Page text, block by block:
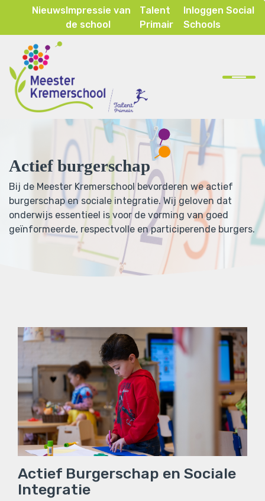
NieuwsImpressie van
de school
Talent
Primair
Inloggen Social
Schools
Home
Onze school
Ons onderwijs
Inspraak & ouderparticipatie
Contact
Actief burgerschap
Bij de Meester Kremerschool bevorderen we actief
burgerschap en sociale integratie. Wij geloven dat
onderwijs essentieel is voor de vorming van goed
geïnformeerde, respectvolle en participerende burgers.
Actief Burgerschap en Sociale
Integratie